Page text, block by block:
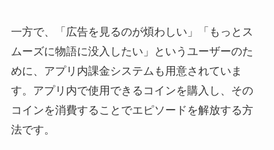
一方で、「広告を見るのが煩わしい」「もっとス
ムーズに物語に没入したい」というユーザーのた
めに、アプリ内課金システムも用意されていま
す。アプリ内で使用できるコインを購入し、その
コインを消費することでエピソードを解放する方
法です。